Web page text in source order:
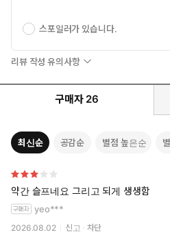
줄거리
회사에 목매단 대기업 부장이자 처
아빠. 더 나갈 곳도 물러설 곳도 없
장은 전립선염 치료를 받기 위해 찾
만난다. 의사에게 전립선 마사지를
끼고 만 것. 쾌감의 정체가 드라이 오
은 자기도 모르는 사이 오르가슴의
기만 하던 이 부장의 삶은 전에 없는
섯에 비로소 스스로 기뻐지는 법을
중년 남성의 위기를 대변하는 ‘국민 캐
과로의 아이콘인 대기업 부장이자,
기다 상실감 그 자체인 만성 전립선
스포일러가 있습니다.
리뷰 작성 유의사항
구매자 26
최신순 공감순 별점 높은순
약간 슬프네요 그리고 되게 생생함
yeo***
2026.08.02 신고 차단